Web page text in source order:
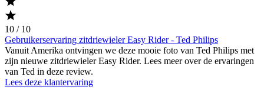
10 / 10
Gebruikerservaring zitdriewieler Easy Rider - Ted Philips
Vanuit Amerika ontvingen we deze mooie foto van Ted Philips met
zijn nieuwe zitdriewieler Easy Rider. Lees meer over de ervaringen
van Ted in deze review.
Lees deze klantervaring